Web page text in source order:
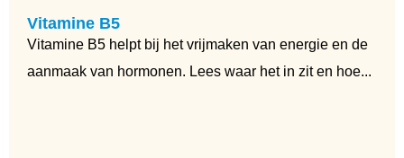
Vitamine B5
Vitamine B5 helpt bij het vrijmaken van energie en de
aanmaak van hormonen. Lees waar het in zit en hoe...